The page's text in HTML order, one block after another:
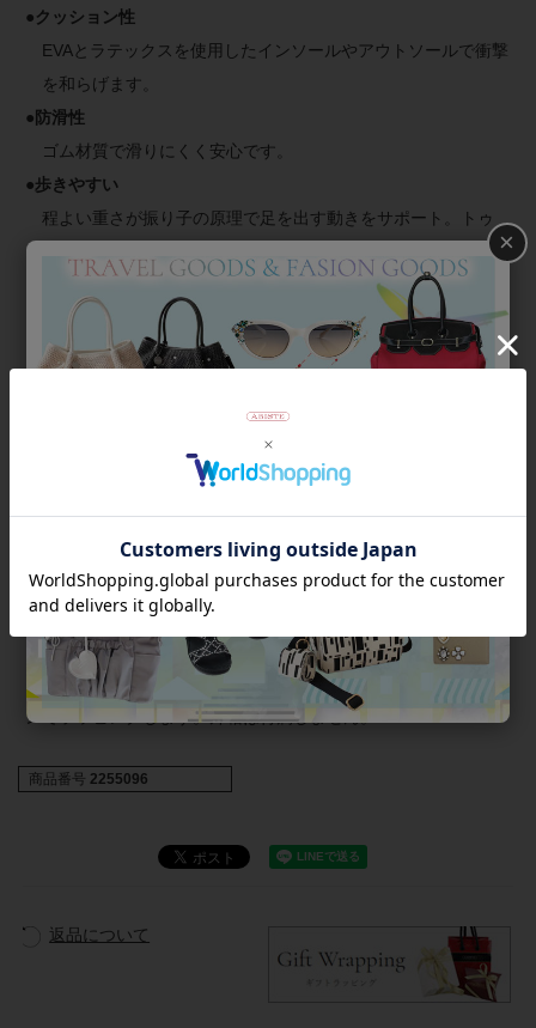
●クッション性
EVAとラテックスを使用したインソールやアウトソールで衝撃
を和らげます。
●防滑性
ゴム材質で滑りにくく安心です。
●歩きやすい
程よい重さが振り子の原理で足を出す動きをサポート。トゥ
スプリングに加えかかと部分も丸くすることで着地がスムー
ズで、筋肉に負担をかけないローリング歩行がしやすい形状
です。
入荷時の外箱を、アビステの段ボールに入れて発送いたしま
す。入荷時の外箱は汚れや傷、穴がある場合がございます。あ
くまで緩衝材としてご理解を賜れますようお願いいたします。
送いたします。
なお、商品は検品済みであり、外箱のダメージとは関連がござ
いません。
【ラッピングについて】
この商品は簡易ラッピング対象商品です。靴を透明の袋とリボ
ンでラッピングします。外箱は付属しません。
商品番号 2255096
返品について
×